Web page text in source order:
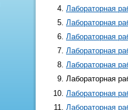
Лабораторная
Лабораторная
Лабораторная
Лабораторная
Лабораторная
Лабораторная
Лабораторная
Лабораторная